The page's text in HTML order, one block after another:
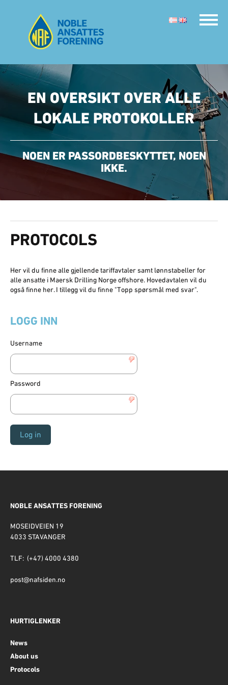
EN OVERSIKT OVER ALLE
LOKALE PROTOKOLLER
NOEN ER PASSORDBESKYTTET, NOEN
IKKE.
PROTOCOLS
Her vil du finne alle gjellende tariffavtaler samt lønnstabeller for
alle ansatte i Maersk Drilling Norge offshore. Hovedavtalen vil du
også finne her. I tillegg vil du finne "Topp spørsmål med svar".
LOGG INN
Username
Password
NOBLE ANSATTES FORENING
MOSEIDVEIEN 19
4033 STAVANGER
TLF: (+47) 4000 4380
post@nafsiden.no
HURTIGLENKER
News
About us
Protocols